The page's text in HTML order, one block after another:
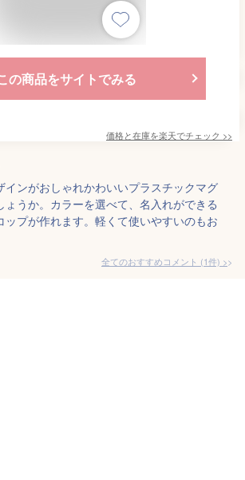
の商品をサイトでみる
価格と在庫を楽天でチェック >>
インがおしゃれかわいいプラスチックマグ
ょうか。カラーを選べて、名入れができる
ップが作れます。軽くて使いやすいのもお
全てのおすすめコメント (1件) >